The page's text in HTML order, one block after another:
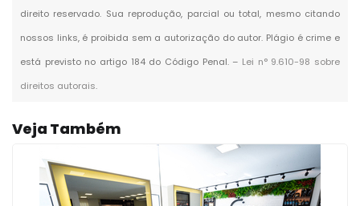
direito reservado. Sua reprodução, parcial ou total, mesmo citando
nossos links, é proibida sem a autorização do autor. Plágio é crime e
está previsto no artigo 184 do Código Penal. – Lei n° 9.610-98 sobre
direitos autorais.
Veja Também